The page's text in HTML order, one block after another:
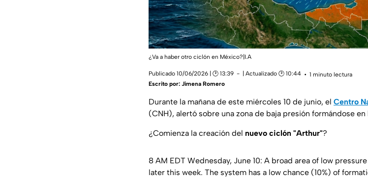
¿Va a haber otro ciclón en México?|I.A
Publicado 10/06/2026 | 🕑 13:39 | Actualizado 🕑 10:44
1 minuto lectura
Escrito por: Jimena Romero
Durante la mañana de este miércoles 10 de junio, el Centro
(CNH), alertó sobre una zona de baja presión formándose en
¿Comienza la creación del nuevo ciclón "Arthur"?
8 AM EDT Wednesday, June 10: A broad area of low
later this week. The system has a low chance (10%) of